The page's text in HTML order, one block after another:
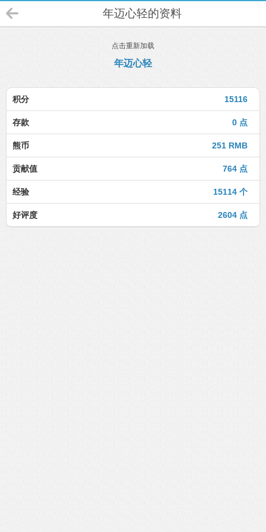
年迈心轻的资料
点击重新加载
年迈心轻
15116
积分
0 点
存款
251 RMB
熊币
764 点
贡献值
15114 个
经验
2604 点
好评度